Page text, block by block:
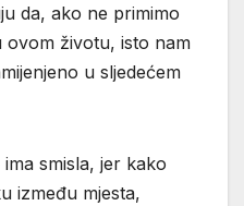
da, ako ne primimo
ovom životu, isto nam
u sljedećem
smisla, jer kako
između mjesta,